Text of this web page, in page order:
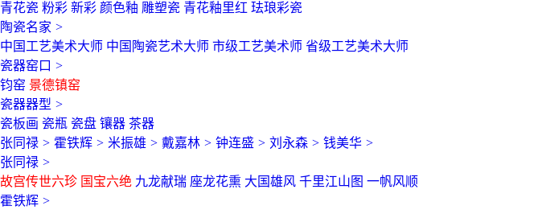
青花瓷 粉彩 新彩 颜色釉 雕塑瓷 青花釉里红 珐琅彩瓷
陶瓷名家 >
中国工艺美术大师 中国陶瓷艺术大师 市级工艺美术师 省级工艺美术大师
瓷器窑口 >
钧窑 景德镇窑
瓷器器型 >
瓷板画 瓷瓶 瓷盘 镶器 茶器
张同禄 > 霍铁辉 > 米振雄 > 戴嘉林 > 钟连盛 > 刘永森 > 钱美华 >
张同禄 >
故宫传世六珍 国宝六绝 九龙献瑞 座龙花熏 大国雄风 千里江山图 一帆风顺
霍铁辉 >